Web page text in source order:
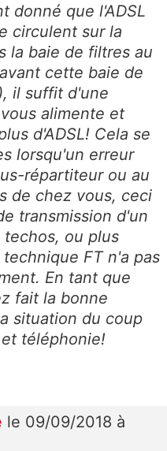
donné que l'ADSL
circulent sur la
la baie de filtres au
cette baie de
il suffit d'une
alimente et
d'ADSL! Cela se
lorsqu'un erreur
répartiteur ou au
de chez vous, ceci
transmission d'un
ou plus
FT n'a pas
En tant que
fait la bonne
situation du coup
téléphonie!
le 09/09/2018 à